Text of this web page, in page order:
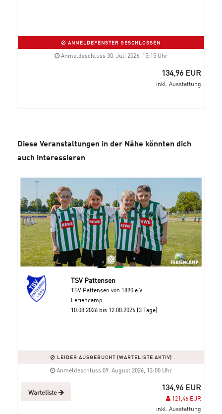
ANMELDEFENSTER GESCHLOSSEN
Anmeldeschluss 30. Juli 2026, 15:15 Uhr
134,96 EUR
inkl. Ausstattung
Diese Veranstaltungen in der Nähe könnten dich
auch interessieren
TSV Pattensen
TSV Pattensen von 1890 e.V.
Feriencamp
10.08.2026 bis 12.08.2026 (3 Tage)
LEIDER AUSGEBUCHT (WARTELISTE AKTIV)
Anmeldeschluss 09. August 2026, 13:00 Uhr
Warteliste 134,96 EUR
121,46 EUR
inkl. Ausstattung